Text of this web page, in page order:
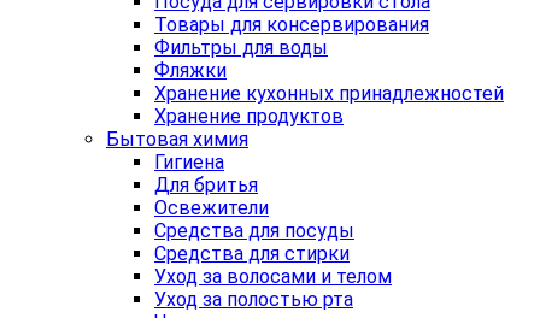
Товары для консервирования
Фильтры для воды
Фляжки
Хранение кухонных принадлежностей
Хранение продуктов
Бытовая химия
Гигиена
Для бритья
Освежители
Средства для посуды
Средства для стирки
Уход за волосами и телом
Уход за полостью рта